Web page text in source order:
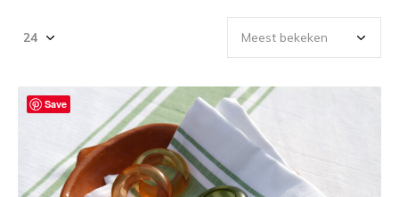
Save